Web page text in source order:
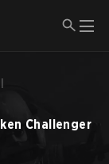
Challenger